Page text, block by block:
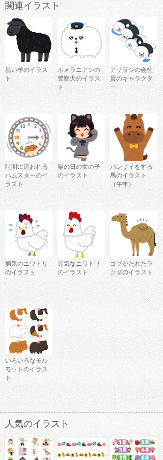
関連イラスト
黒い羊のイラス
ト
ポメラニアンの
警察犬のイラス
ト
アザラシの会社
員のキャラクタ
ー
時間に追われる
ハムスターのイ
ラスト
猫の日の女の子
のイラスト
バンザイをする
馬のイラスト
（午年）
病気のニワトリ
のイラスト
元気なニワトリ
のイラスト
コブがたれたラ
クダのイラスト
いろいろなモル
モットのイラス
ト
人気のイラスト